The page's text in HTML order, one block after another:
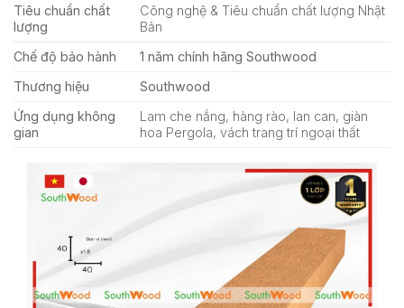
Tiêu chuẩn chất
lượng
Công nghệ & Tiêu chuẩn chất lượng Nhật
Bản
Chế độ bảo hành
1 năm chính hãng Southwood
Thương hiệu
Southwood
Ứng dụng không
gian
Lam che nắng, hàng rào, lan can, giàn
hoa Pergola, vách trang trí ngoại thất